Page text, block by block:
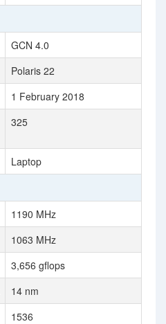
GCN 4.0
Polaris 22
1 February 2018
325
Laptop
1190 MHz
1063 MHz
3,656 gflops
14 nm
1536